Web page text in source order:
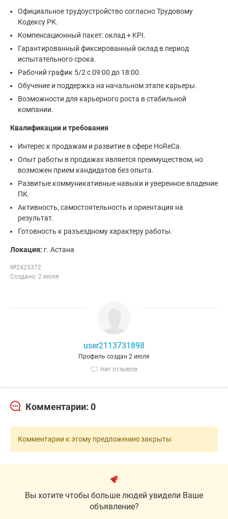
Официальное трудоустройство согласно Трудовому
Кодексу РК.
Компенсационный пакет: оклад + KPI.
Гарантированный фиксированный оклад в период
испытательного срока.
Рабочий график 5/2 с 09:00 до 18:00.
Обучение и поддержка на начальном этапе карьеры.
Возможности для карьерного роста в стабильной
компании.
Квалификации и требования
Интерес к продажам и развитие в сфере HoReCa.
Опыт работы в продажах является преимуществом, но
возможен прием кандидатов без опыта.
Развитые коммуникативные навыки и уверенное владение
ПК.
Активность, самостоятельность и ориентация на
результат.
Готовность к разъездному характеру работы.
Локация: г. Астана
№2425372
Создано: 2 июля
user2113731898
Профиль создан 2 июля
Нет отзывов
Комментарии: 0
Комментарии к этому предложению закрыты
Вы хотите чтобы больше людей увидели Ваше
объявление?